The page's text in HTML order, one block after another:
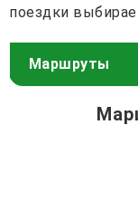
поездки
Маршруты